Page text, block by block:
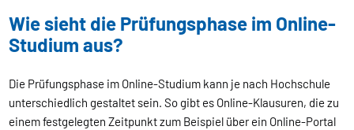
Wie sieht die Prüfungsphase im Online-
Studium aus?
Die Prüfungsphase im Online-Studium kann je nach Hochschule
unterschiedlich gestaltet sein. So gibt es Online-Klausuren, die zu
einem festgelegten Zeitpunkt zum Beispiel über ein Online-Portal